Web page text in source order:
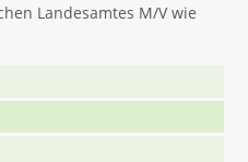
Landesamtes M/V wie